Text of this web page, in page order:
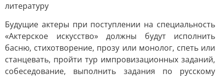
литературу
Будущие актеры при поступлении на специальность
«Актерское искусство» должны будут исполнить
басню, стихотворение, прозу или монолог, спеть или
станцевать, пройти тур импровизационных заданий,
собеседование, выполнить задания по русскому